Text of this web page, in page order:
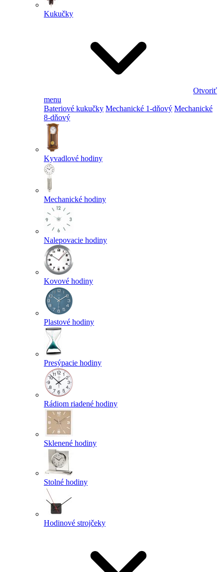
Kukučky
Otvoriť
menu
Bateriové kukučky Mechanické 1-dňový Mechanické
8-dňový
Kyvadlové hodiny
Mechanické hodiny
Nalepovacie hodiny
Kovové hodiny
Plastové hodiny
Presýpacie hodiny
Rádiom riadené hodiny
Sklenené hodiny
Stolné hodiny
Hodinové strojčeky